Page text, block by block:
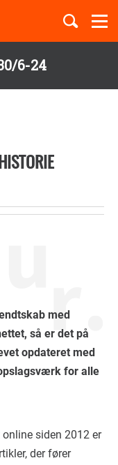
6-24
med
så er det på
opdateret med
for alle
online siden 2012 er
der fører